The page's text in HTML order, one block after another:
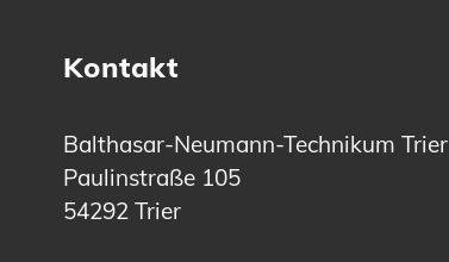
Kontakt
Balthasar-Neumann-Technikum Trier
Paulinstraße 105
54292 Trier